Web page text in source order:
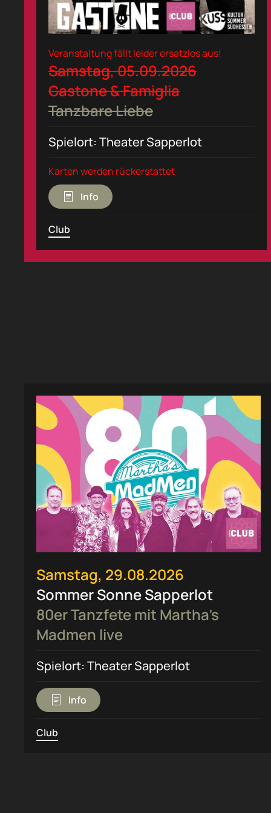
Veranstaltung fällt leider ersatzlos aus!
Samstag, 05.09.2026
Gastone & Famiglia
Tanzbare Liebe
Spielort: Theater Sapperlot
Karten werden rückerstattet
Info
Club
Samstag, 29.08.2026
Sommer Sonne Sapperlot
80er Tanzfete mit Martha’s
Madmen live
Spielort: Theater Sapperlot
Info
Club